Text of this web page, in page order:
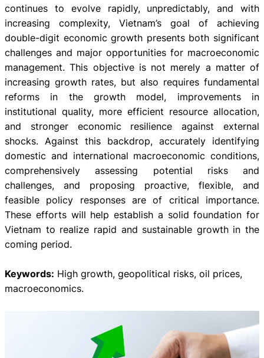
continues to evolve rapidly, unpredictably, and with
increasing complexity, Vietnam’s goal of achieving
double-digit economic growth presents both significant
challenges and major opportunities for macroeconomic
management. This objective is not merely a matter of
increasing growth rates, but also requires fundamental
reforms in the growth model, improvements in
institutional quality, more efficient resource allocation,
and stronger economic resilience against external
shocks. Against this backdrop, accurately identifying
domestic and international macroeconomic conditions,
comprehensively assessing potential risks and
challenges, and proposing proactive, flexible, and
feasible policy responses are of critical importance.
These efforts will help establish a solid foundation for
Vietnam to realize rapid and sustainable growth in the
coming period.
Keywords: High growth, geopolitical risks, oil prices,
macroeconomics.